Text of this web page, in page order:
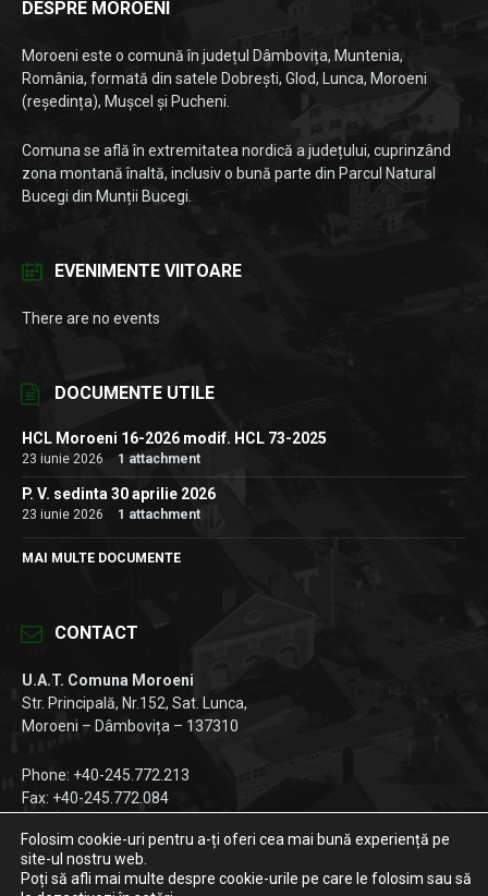
DESPRE MOROENI
Moroeni este o comună în județul Dâmbovița, Muntenia,
România, formată din satele Dobrești, Glod, Lunca, Moroeni
(reședința), Mușcel și Pucheni.
Comuna se află în extremitatea nordică a județului, cuprinzând
zona montană înaltă, inclusiv o bună parte din Parcul Natural
Bucegi din Munții Bucegi.
EVENIMENTE VIITOARE
There are no events
DOCUMENTE UTILE
HCL Moroeni 16-2026 modif. HCL 73-2025
23 iunie 2026 1 attachment
P. V. sedinta 30 aprilie 2026
23 iunie 2026 1 attachment
MAI MULTE DOCUMENTE
CONTACT
U.A.T. Comuna Moroeni
Str. Principală, Nr.152, Sat. Lunca,
Moroeni – Dâmbovița – 137310
Phone: +40-245.772.213
Fax: +40-245.772.084
FacebookInstagramLinkedIn
Folosim cookie-uri pentru a-ți oferi cea mai bună experiență pe
site-ul nostru web.
Poți să afli mai multe despre cookie-urile pe care le folosim sau să